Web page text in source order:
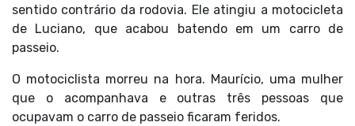
sentido contrário da rodovia. Ele atingiu a motocicleta
de Luciano, que acabou batendo em um carro de
passeio.
O motociclista morreu na hora. Maurício, uma mulher
que o acompanhava e outras três pessoas que
ocupavam o carro de passeio ficaram feridos.